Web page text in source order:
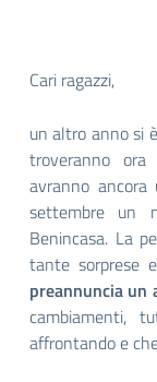
Cari ragazzi,
un altro anno si
troveranno
avranno
settembre un
Benincasa. La
tante sorprese
preannuncia un
cambiamenti,
affrontando e